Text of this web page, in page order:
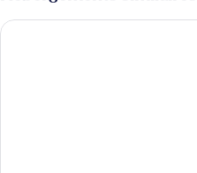
ibis Saigon Airport